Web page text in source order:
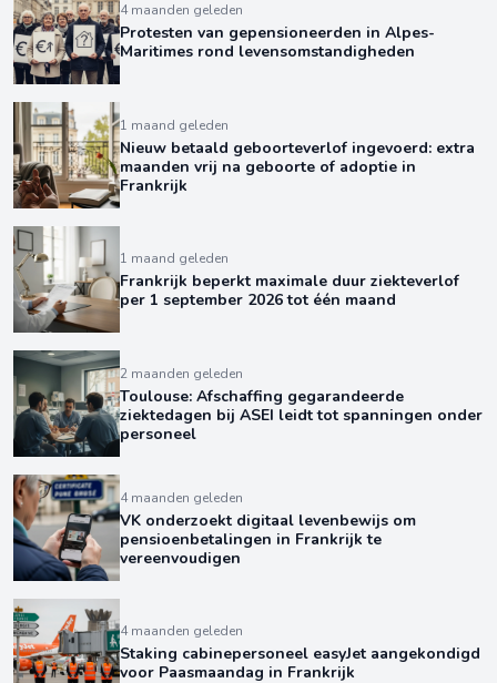
4 maanden geleden
Protesten van gepensioneerden in Alpes-
Maritimes rond levensomstandigheden
1 maand geleden
Nieuw betaald geboorteverlof ingevoerd: extra
maanden vrij na geboorte of adoptie in
Frankrijk
1 maand geleden
Frankrijk beperkt maximale duur ziekteverlof
per 1 september 2026 tot één maand
2 maanden geleden
Toulouse: Afschaffing gegarandeerde
ziektedagen bij ASEI leidt tot spanningen onder
personeel
4 maanden geleden
VK onderzoekt digitaal levenbewijs om
pensioenbetalingen in Frankrijk te
vereenvoudigen
4 maanden geleden
Staking cabinepersoneel easyJet aangekondigd
voor Paasmaandag in Frankrijk